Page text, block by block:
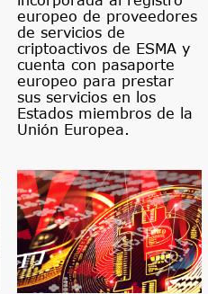
europeo de proveedores
de servicios de
criptoactivos de ESMA y
cuenta con pasaporte
europeo para prestar
sus servicios en los
Estados miembros de la
Unión Europea.